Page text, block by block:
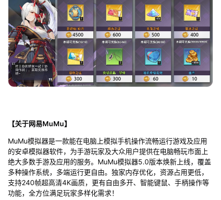
【关于网易MuMu】
MuMu模拟器是一款能在电脑上模拟手机操作流畅运行游戏及应用
的安卓模拟器软件，为手游玩家及大众用户提供在电脑畅玩市面上
绝大多数手游及应用的服务。MuMu模拟器5.0版本焕新上线，覆盖
多种操作系统，多端运行更自由。独家内存优化，资源占用更低，
支持240帧超高清4K画质，更有自由多开、智能键鼠、手柄操作等
功能，全方位满足玩家多样化需求！